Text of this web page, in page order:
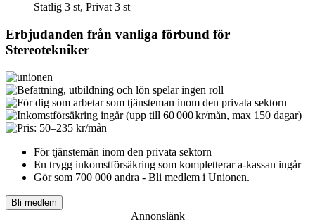
Statlig 3 st, Privat 3 st
Erbjudanden från vanliga förbund för
Stereotekniker
För tjänstemän inom den privata sektorn
En trygg inkomst­försäkring som kompletterar a-kassan ingår
Gör som 700 000 andra - Bli medlem i Unionen.
Bli medlem
Annonslänk